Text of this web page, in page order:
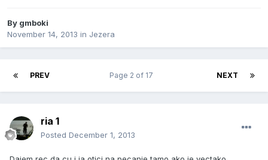
By gmboki
November 14, 2013 in Jezera
PREV NEXT
Page 2 of 17
ria 1
Posted December 1, 2013